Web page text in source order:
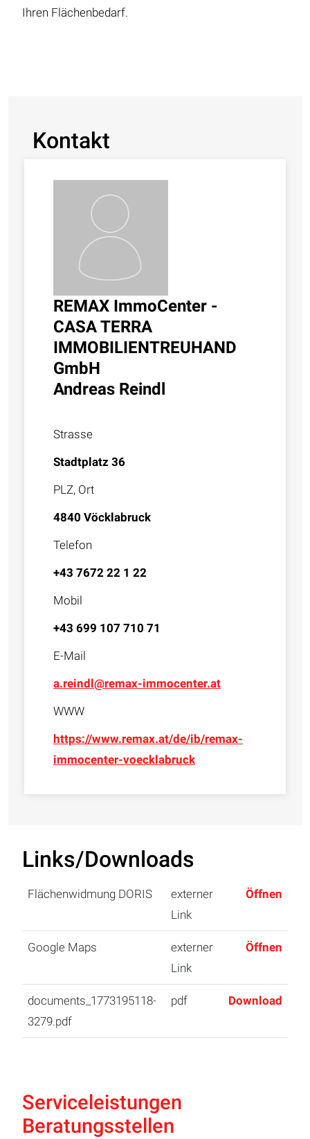
Ihren Flächenbedarf.
Kontakt
REMAX ImmoCenter -
CASA TERRA
IMMOBILIENTREUHAND
GmbH
Andreas Reindl
Strasse
Stadtplatz 36
PLZ, Ort
4840 Vöcklabruck
Telefon
+43 7672 22 1 22
Mobil
+43 699 107 710 71
E-Mail
a.reindl@remax-immocenter.at
WWW
https://www.remax.at/de/ib/remax-
immocenter-voecklabruck
Links/Downloads
Flächenwidmung DORIS
externer
Link
Öffnen
Google Maps
externer
Link
Öffnen
documents_1773195118-
3279.pdf
pdf Download
Serviceleistungen
Beratungsstellen